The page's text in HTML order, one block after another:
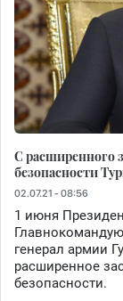
С расширенного
безопасности
02.07.21 - 08:56
1 июня
генерал армии
расширенное
безопасности.